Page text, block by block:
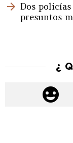
Dos
presuntos